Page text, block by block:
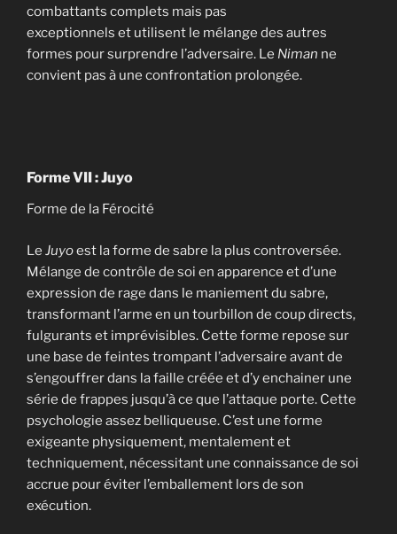
combattants complets mais pas
exceptionnels et utilisent le mélange des autres
formes pour surprendre l’adversaire. Le Niman ne
convient pas à une confrontation prolongée.
Forme VII : Juyo
Forme de la Férocité
Le Juyoest la forme de sabre la plus controversée.
Mélange de contrôle de soi en apparence et d’une
expression de rage dans le maniement du sabre,
transformant l’arme en un tourbillon de coup directs,
fulgurants et imprévisibles. Cette forme repose sur
une base de feintes trompant l’adversaire avant de
s’engouffrer dans la faille créée et d’y enchainer une
série de frappes jusqu’à ce que l’attaque porte. Cette
psychologie assez belliqueuse. C’est une forme
exigeante physiquement, mentalement et
techniquement, nécessitant une connaissance de soi
accrue pour éviter l’emballement lors de son
exécution.